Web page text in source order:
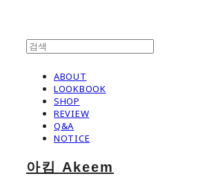
ABOUT
LOOKBOOK
SHOP
REVIEW
Q&A
NOTICE
아킴 Akeem